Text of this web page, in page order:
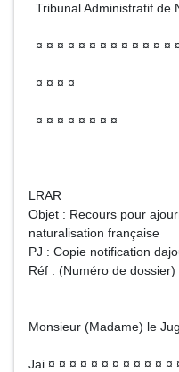
Tribunal Administratif de
¤ ¤ ¤ ¤ ¤ ¤ ¤ ¤ ¤ ¤ ¤ ¤ ¤
¤ ¤ ¤ ¤
¤ ¤ ¤ ¤ ¤ ¤ ¤ ¤
LRAR
Objet : Recours pour
naturalisation française
PJ : Copie notification
Réf : (Numéro de dossier)
Monsieur (Madame) le
Jai ¤ ¤ ¤ ¤ ¤ ¤ ¤ ¤ ¤ ¤ ¤ ¤